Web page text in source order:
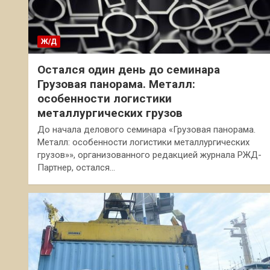
Ж/Д
Остался один день до семинара
Грузовая панорама. Металл:
особенности логистики
металлургических грузов
До начала делового семинара «Грузовая панорама.
Металл: особенности логистики металлургических
грузов»», организованного редакцией журнала РЖД-
Партнер, остался…